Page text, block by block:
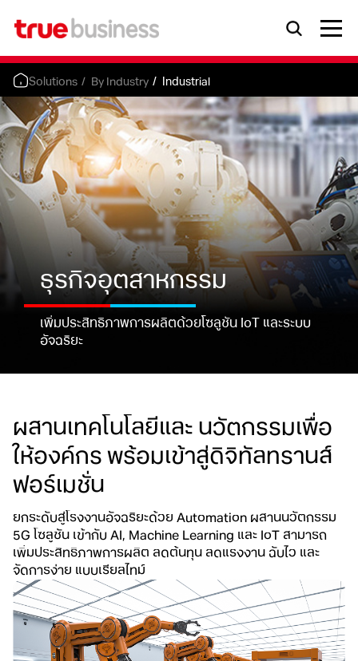
Solutions By Industry Industrial
ธุรกิจอุตสาหกรรม
เพิ่มประสิทธิภาพการผลิตด้วยโซลูชัน IoT และระบบ
อัจฉริยะ
ผสานเทคโนโลยีและนวัตกรรมเพื่อ
ให้องค์กรพร้อมเข้าสู่ดิจิทัลทรานส์
ฟอร์เมชั่น
ยกระดับสู่โรงงานอัจฉริยะด้วย Automation ผสานนวัตกรรม
5G โซลูชัน เข้ากับ AI, Machine Learning และ IoT สามารถ
เพิ่มประสิทธิภาพการผลิต ลดต้นทุน ลดแรงงาน ฉับไว และ
จัดการง่าย แบบเรียลไทม์